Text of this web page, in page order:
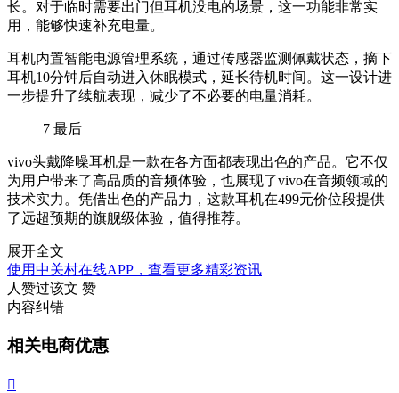
长。对于临时需要出门但耳机没电的场景，这一功能非常实
用，能够快速补充电量。
耳机内置智能电源管理系统，通过传感器监测佩戴状态，摘下
耳机10分钟后自动进入休眠模式，延长待机时间。这一设计进
一步提升了续航表现，减少了不必要的电量消耗。
7 最后
vivo头戴降噪耳机是一款在各方面都表现出色的产品。它不仅
为用户带来了高品质的音频体验，也展现了vivo在音频领域的
技术实力。凭借出色的产品力，这款耳机在499元价位段提供
了远超预期的旗舰级体验，值得推荐。
展开全文
使用中关村在线APP，查看更多精彩资讯
人赞过该文 赞
内容纠错
相关电商优惠
